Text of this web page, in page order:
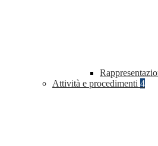
Attività e procedimenti 4